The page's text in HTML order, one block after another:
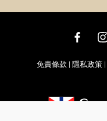
免責條款 | 隱私政策 |